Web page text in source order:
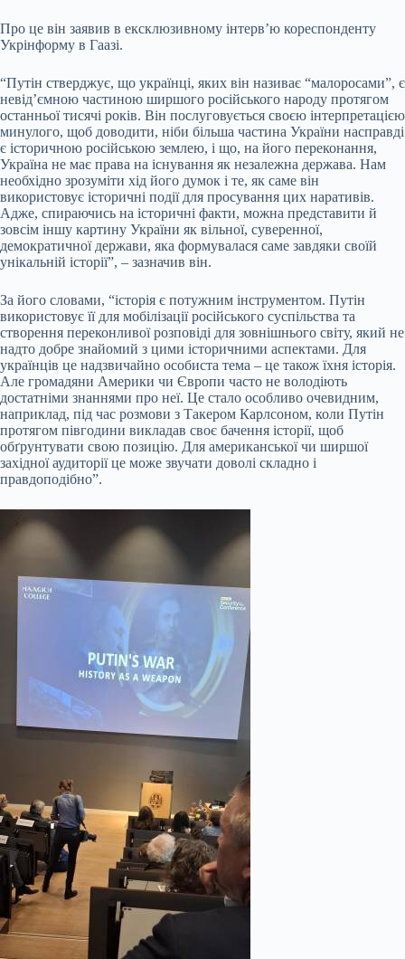
Про це він заявив в ексклюзивному інтерв’ю кореспонденту
Укрінформу в Гаазі.
“Путін стверджує, що українці, яких він називає “малоросами”, є
невід’ємною частиною ширшого російського народу протягом
останньої тисячі років. Він послуговується своєю інтерпретацією
минулого, щоб доводити, ніби більша частина України насправді
є історичною російською землею, і що, на його переконання,
Україна не має права на існування як незалежна держава. Нам
необхідно зрозуміти хід його думок і те, як саме він
використовує історичні події для просування цих наративів.
Адже, спираючись на історичні факти, можна представити й
зовсім іншу картину України як вільної, суверенної,
демократичної держави, яка формувалася саме завдяки своїй
унікальній історії”, – зазначив він.
За його словами, “історія є потужним інструментом. Путін
використовує її для мобілізації російського суспільства та
створення переконливої розповіді для зовнішнього світу, який не
надто добре знайомий з цими історичними аспектами. Для
українців це надзвичайно особиста тема – це також їхня історія.
Але громадяни Америки чи Європи часто не володіють
достатніми знаннями про неї. Це стало особливо очевидним,
наприклад, під час розмови з Такером Карлсоном, коли Путін
протягом півгодини викладав своє бачення історії, щоб
обґрунтувати свою позицію. Для американської чи ширшої
західної аудиторії це може звучати доволі складно і
правдоподібно”.